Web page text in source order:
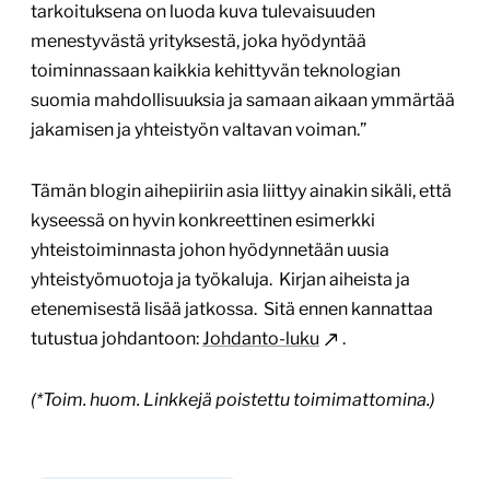
tarkoituksena on luoda kuva tulevaisuuden
menestyvästä yrityksestä, joka hyödyntää
toiminnassaan kaikkia kehittyvän teknologian
suomia mahdollisuuksia ja samaan aikaan ymmärtää
jakamisen ja yhteistyön valtavan voiman.”
Tämän blogin aihepiiriin asia liittyy ainakin sikäli, että
kyseessä on hyvin konkreettinen esimerkki
yhteistoiminnasta johon hyödynnetään uusia
yhteistyömuotoja ja työkaluja. Kirjan aiheista ja
etenemisestä lisää jatkossa. Sitä ennen kannattaa
tutustua johdantoon:Johdanto-luku .
(*Toim. huom. Linkkejä poistettu toimimattomina.)